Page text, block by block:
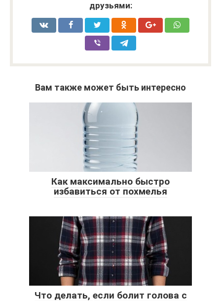
друзьями:
Вам также может быть интересно
Как максимально быстро
избавиться от похмелья
Что делать, если болит голова с